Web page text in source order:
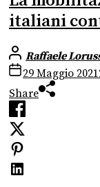
italiani
Raffaele
29 Maggio 2021
Share